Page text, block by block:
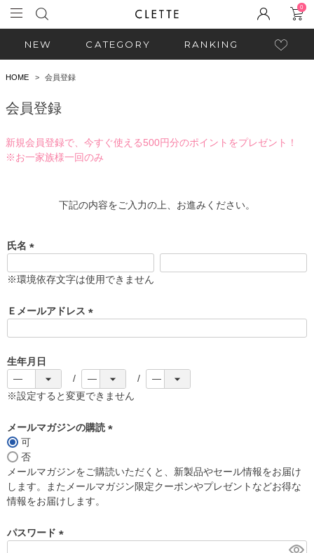
0
NEW CATEGORY RANKING
HOME 会員登録
会員登録
新規会員登録で、今すぐ使える500円分のポイントをプレゼント！
※お一家族様一回のみ
下記の内容をご入力の上、お進みください。
氏名
必
)
※環境依存文字は使用できません
Ｅメールアドレス
)
生年月日
※設定すると変更できません
メールマガジンの購読
須
)
可
否
メールマガジンをご購読いただくと、新製品やセール情報をお届け
します。またメールマガジン限定クーポンやプレゼントなどお得な
情報をお届けします。
パスワード